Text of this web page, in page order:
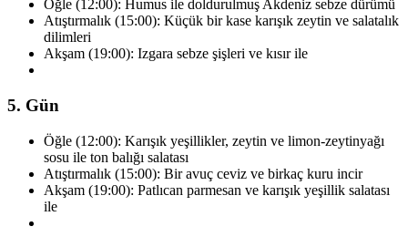
Öğle (12:00): Humus ile doldurulmuş Akdeniz sebze dürümü
Atıştırmalık (15:00): Küçük bir kase karışık zeytin ve salatalık
dilimleri
Akşam (19:00): Izgara sebze şişleri ve kısır ile
5. Gün
Öğle (12:00): Karışık yeşillikler, zeytin ve limon-zeytinyağı
sosu ile ton balığı salatası
Atıştırmalık (15:00): Bir avuç ceviz ve birkaç kuru incir
Akşam (19:00): Patlıcan parmesan ve karışık yeşillik salatası
ile